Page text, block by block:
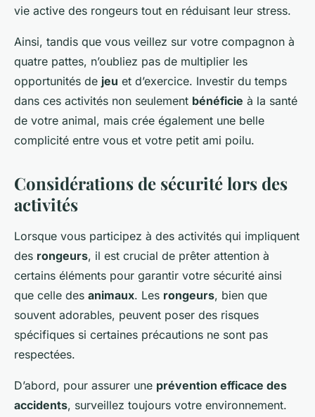
vie active des rongeurs tout en réduisant leur stress.
Ainsi, tandis que vous veillez sur votre compagnon à
quatre pattes, n’oubliez pas de multiplier les
opportunités de jeu et d’exercice. Investir du temps
dans ces activités non seulement bénéficie à la santé
de votre animal, mais crée également une belle
complicité entre vous et votre petit ami poilu.
Considérations de sécurité lors des
activités
Lorsque vous participez à des activités qui impliquent
des rongeurs, il est crucial de prêter attention à
certains éléments pour garantir votre sécurité ainsi
que celle des animaux. Les rongeurs, bien que
souvent adorables, peuvent poser des risques
spécifiques si certaines précautions ne sont pas
respectées.
D’abord, pour assurer une prévention efficace des
accidents, surveillez toujours votre environnement.